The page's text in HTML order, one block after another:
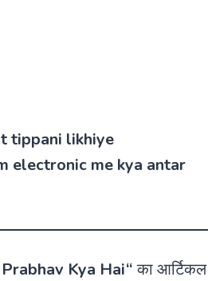
tippani likhiye
electronic me kya antar
Kya Hai“का आर्टिकल